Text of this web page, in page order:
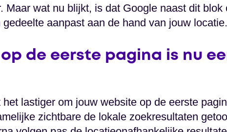
Maar wat nu blijkt, is dat Google naast dit blok
aanpast aan de hand van jouw locatie.
de eerste pagina is nu
lastiger om jouw website op de eerste
zichtbare de lokale zoekresultaten